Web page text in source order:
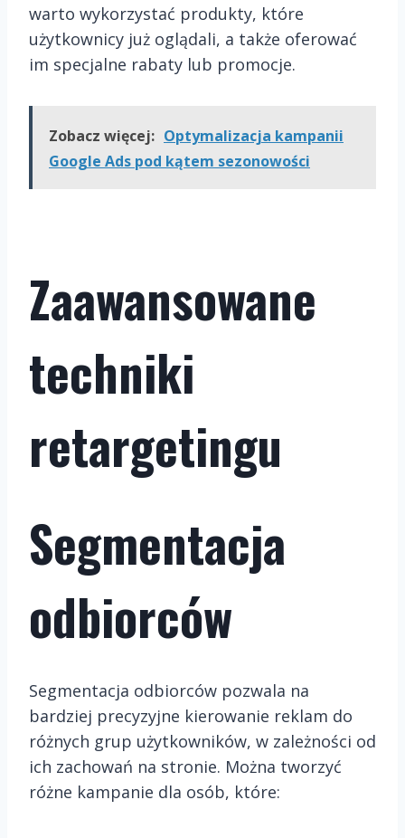
warto wykorzystać produkty, które
użytkownicy już oglądali, a także oferować
im specjalne rabaty lub promocje.
Zobacz więcej: Optymalizacja kampanii
Google Ads pod kątem sezonowości
Zaawansowane
techniki
retargetingu
Segmentacja
odbiorców
Segmentacja odbiorców pozwala na
bardziej precyzyjne kierowanie reklam do
różnych grup użytkowników, w zależności od
ich zachowań na stronie. Można tworzyć
różne kampanie dla osób, które: